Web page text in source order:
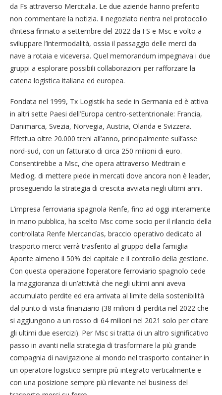
da Fs attraverso Mercitalia. Le due aziende hanno preferito
non commentare la notizia. Il negoziato rientra nel protocollo
d’intesa firmato a settembre del 2022 da FS e Msc e volto a
sviluppare l’intermodalità, ossia il passaggio delle merci da
nave a rotaia e viceversa. Quel memorandum impegnava i due
gruppi a esplorare possibili collaborazioni per rafforzare la
catena logistica italiana ed europea.
Fondata nel 1999, Tx Logistik ha sede in Germania ed è attiva
in altri sette Paesi dell’Europa centro-settentrionale: Francia,
Danimarca, Svezia, Norvegia, Austria, Olanda e Svizzera.
Effettua oltre 20.000 treni all’anno, principalmente sull’asse
nord-sud, con un fatturato di circa 250 milioni di euro.
Consentirebbe a Msc, che opera attraverso Medtrain e
Medlog, di mettere piede in mercati dove ancora non è leader,
proseguendo la strategia di crescita avviata negli ultimi anni.
L’impresa ferroviaria spagnola Renfe, fino ad oggi interamente
in mano pubblica, ha scelto Msc come socio per il rilancio della
controllata Renfe Mercancías, braccio operativo dedicato al
trasporto merci: verrà trasferito al gruppo della famiglia
Aponte almeno il 50% del capitale e il controllo della gestione.
Con questa operazione l’operatore ferroviario spagnolo cede
la maggioranza di un’attività che negli ultimi anni aveva
accumulato perdite ed era arrivata al limite della sostenibilità
dal punto di vista finanziario (38 milioni di perdita nel 2022 che
si aggiungono a un rosso di 64 milioni nel 2021 solo per citare
gli ultimi due esercizi). Per Msc si tratta di un altro significativo
passo in avanti nella strategia di trasformare la più grande
compagnia di navigazione al mondo nel trasporto container in
un operatore logistico sempre più integrato verticalmente e
con una posizione sempre più rilevante nel business del